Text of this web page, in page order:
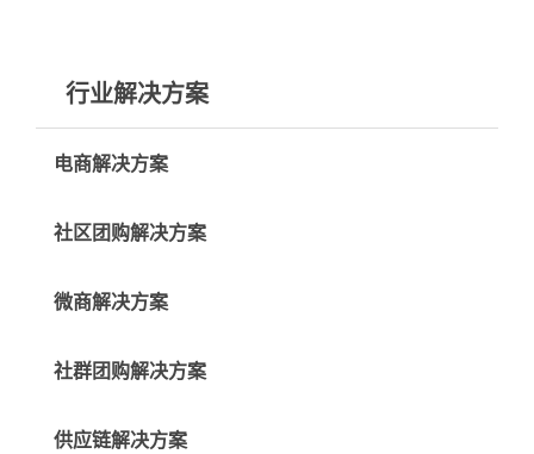
行业解决方案
电商解决方案
社区团购解决方案
微商解决方案
社群团购解决方案
供应链解决方案